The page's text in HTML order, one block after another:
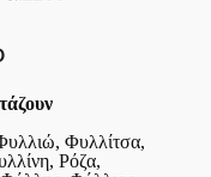
Φυλλίτσα,
Ρόζα,